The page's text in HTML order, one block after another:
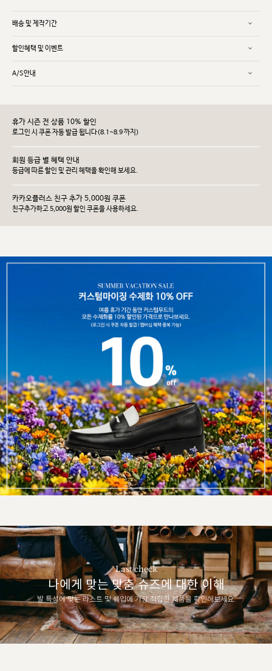
배송 및 제작기간
할인혜택 및 이벤트
A/S안내
휴가 시즌 전 상품 10% 할인
로그인 시 쿠폰 자동 발급 됩니다(8.1~8.9 까지)
회원 등급 별 혜택 안내
등급에 따른 할인 및 관리 헤택을 확인해 보세요.
카카오플러스 친구 추가 5,000원 쿠폰
친구추가하고 5,000원 할인 쿠폰을 사용하세요.
Last check
나에게 맞는 맞춤 슈즈에 대한 이해
발 특성에 맞는 라스트 및 쉐입에 가장 적합한 제품을 확인해보세요.